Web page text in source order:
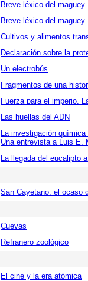
Breve léxico del maguey
Breve léxico del maguey
Cultivos y alimentos
Declaración sobre la
Un electrobús
Fragmentos de una
Fuerza para el imperio.
Las huellas del ADN
La investigación
Una entrevista a Luis E.
La llegada del eucalipto
San Cayetano: el ocaso
Cuevas
Refranero zoológico
El cine y la era atómica